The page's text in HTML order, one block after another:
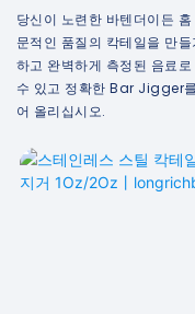
당신이 노련한 바텐더이든
문적인 품질의 칵테일을 만
하고 완벽하게 측정된 음료
수 있고 정확한 Bar Jigger
어 올리십시오.